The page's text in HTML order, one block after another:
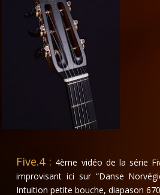
Five.4 : 4ème vidéo de la série
improvisant ici sur “Danse
Intuition petite bouche, diapason